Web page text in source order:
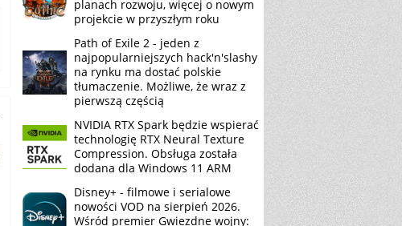
planach rozwoju, więcej o nowym
projekcie w przyszłym roku
Path of Exile 2 - jeden z
najpopularniejszych hack'n'slashy
na rynku ma dostać polskie
tłumaczenie. Możliwe, że wraz z
pierwszą częścią
NVIDIA RTX Spark będzie wspierać
technologię RTX Neural Texture
Compression. Obsługa została
dodana dla Windows 11 ARM
Disney+ - filmowe i serialowe
nowości VOD na sierpień 2026.
Wśród premier Gwiezdne wojny: